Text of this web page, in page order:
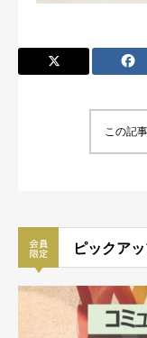
この記
ピックア